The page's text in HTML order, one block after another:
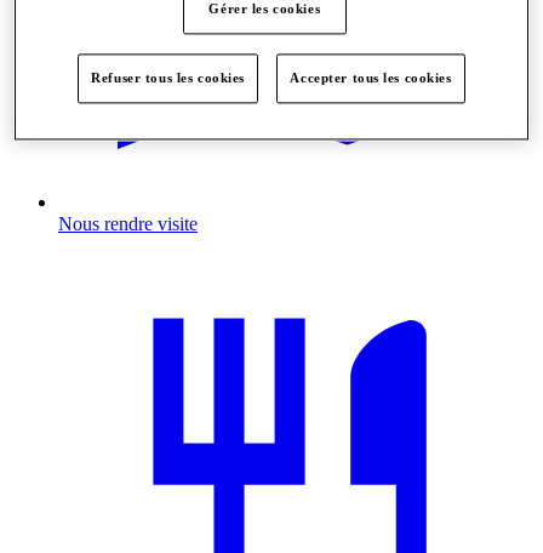
Nous rendre visite
Gérer les cookies
Refuser tous les cookies Accepter tous les cookies